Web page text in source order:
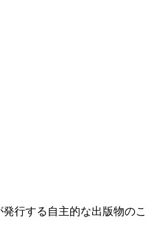
行する自主的な出版物のこ